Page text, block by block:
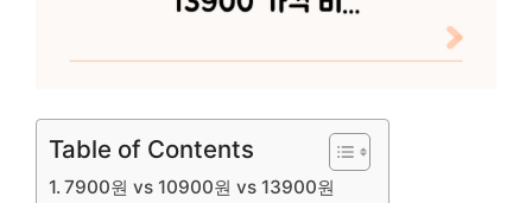
Table of Contents
7900원 vs 10900원 vs 13900원